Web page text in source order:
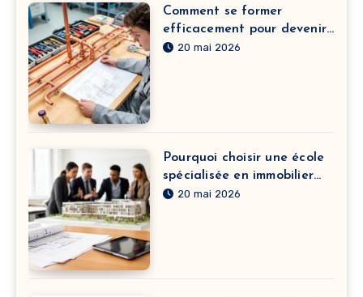
Comment se former
efficacement pour devenir
plombier chauffagiste avec
20 mai 2026
Pourquoi choisir une école
spécialisée en immobilier
pour booster votre carrière
20 mai 2026